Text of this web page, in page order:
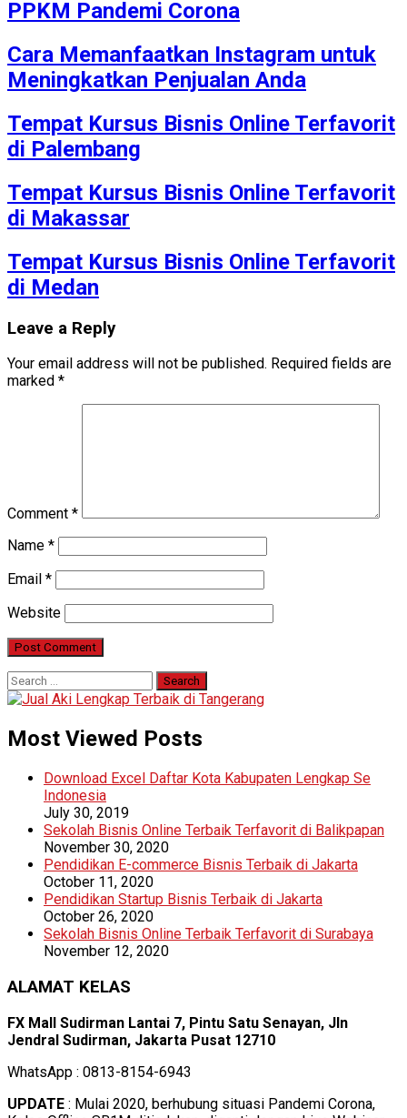
PPKM Pandemi Corona
Cara Memanfaatkan Instagram untuk
Meningkatkan Penjualan Anda
Tempat Kursus Bisnis Online Terfavorit
di Palembang
Tempat Kursus Bisnis Online Terfavorit
di Makassar
Tempat Kursus Bisnis Online Terfavorit
di Medan
Leave a Reply
Your email address will not be published. Required fields are
marked *
Comment *
Name *
Email *
Website
Search
for:
Most Viewed Posts
Download Excel Daftar Kota Kabupaten Lengkap Se
Indonesia
July 30, 2019
Sekolah Bisnis Online Terbaik Terfavorit di Balikpapan
November 30, 2020
Pendidikan E-commerce Bisnis Terbaik di Jakarta
October 11, 2020
Pendidikan Startup Bisnis Terbaik di Jakarta
October 26, 2020
Sekolah Bisnis Online Terbaik Terfavorit di Surabaya
November 12, 2020
ALAMAT KELAS
FX Mall Sudirman Lantai 7, Pintu Satu Senayan, Jln
Jendral Sudirman, Jakarta Pusat 12710
WhatsApp : 0813-8154-6943
UPDATE : Mulai 2020, berhubung situasi Pandemi Corona,